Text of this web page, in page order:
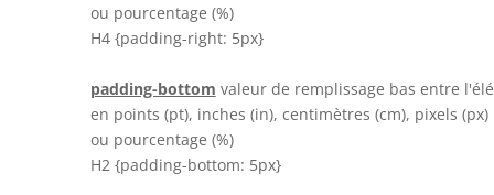
ou pourcentage (%)
H4 {padding-right: 5px}
padding-bottom valeur de remplissage bas entre
en points (pt), inches (in), centimètres (cm), pixels (px)
ou pourcentage (%)
H2 {padding-bottom: 5px}